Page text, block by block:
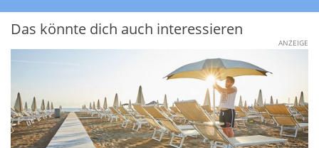
Das könnte dich auch interessieren
ANZEIGE